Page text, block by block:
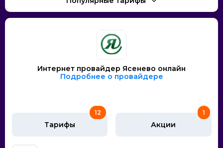
Интернет провайдер Ясенево онлайн
Подробнее о провайдере
Тарифы
12
Акции
1